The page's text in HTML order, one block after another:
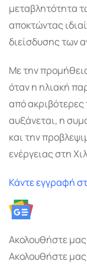
μεταβλητότητα
αποκτώντας
διείσδυσης των
Με την
όταν η ηλιακή
από
αυξάνεται, η
και την
ενέργειας στη
Κάντε εγγραφή
Ακολουθήστε μας
Ακολουθήστε μας